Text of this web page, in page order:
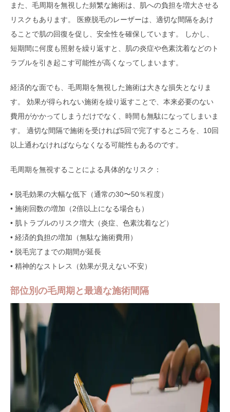
また、毛周期を無視した頻繁な施術は、肌への負担を増大させる
リスクもあります。 医療脱毛のレーザーは、適切な間隔をあけ
ることで肌の回復を促し、安全性を確保しています。 しかし、
短期間に何度も照射を繰り返すと、肌の炎症や色素沈着などのト
ラブルを引き起こす可能性が高くなってしまいます。
経済的な面でも、毛周期を無視した施術は大きな損失となりま
す。 効果が得られない施術を繰り返すことで、本来必要のない
費用がかかってしまうだけでなく、時間も無駄になってしまいま
す。 適切な間隔で施術を受ければ5回で完了するところを、10回
以上通わなければならなくなる可能性もあるのです。
毛周期を無視することによる具体的なリスク：
• 脱毛効果の大幅な低下（通常の30〜50％程度）
• 施術回数の増加（2倍以上になる場合も）
• 肌トラブルのリスク増大（炎症、色素沈着など）
• 経済的負担の増加（無駄な施術費用）
• 脱毛完了までの期間が延長
• 精神的なストレス（効果が見えない不安）
部位別の毛周期と最適な施術間隔